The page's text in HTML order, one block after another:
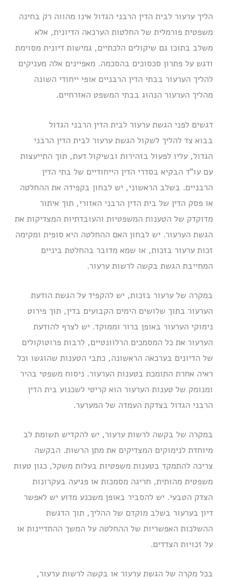
הליך ערעור לבית הדין הרבני הגדול אינו מהווה רק בחינה
משפטית פורמלית של החלטות הערכאה הדיונית, אלא
משלב בתוכו גם שיקולים הלכתיים, גמישות דיונית מסוימת
ודגש על פתרון סכסוכים בהסכמה. מאפיינים אלה מעניקים
להליך הערעור בבתי הדין הרבניים אופי ייחודי השונה
מהליך הערעור הנהוג בבתי המשפט האזרחיים.
דגשים לפני הגשת ערעור לבית הדין הרבני הגדול
בבוא צד להליך לשקול הגשת ערעור לבית הדין הרבני
הגדול, עליו לפעול בזהירות ובשיקול דעת, תוך התייעצות
עם עו”ד הבקיא בסדרי הדין הייחודיים של בתי הדין
הרבניים. בשלב הראשוני, יש לבחון בקפידה את ההחלטה
או פסק הדין של בית הדין הרבני האזורי, תוך איתור
מדוקדק של הטענות המשפטיות והעובדתיות המצדיקות את
הגשת הערעור. יש לבחון האם ההחלטה היא סופית ומקימה
זכות ערעור בזכות, או שמא מדובר בהחלטת ביניים
המחייבת הגשת בקשה לרשות ערעור.
במקרה של ערעור בזכות, יש להקפיד על הגשת הודעת
הערעור בתוך שלושים הימים הקבועים בדין, תוך פירוט
נימוקי הערעור באופן ברור וממוקד. יש לצרף להודעת
הערעור את כל המסמכים הרלוונטיים, לרבות פרוטוקולים
של הדיונים בערכאה הראשונה, כתבי הטענות שהוגשו וכל
ראיה אחרת התומכת בטענות הערעור. ניסוח משפטי בהיר
ומנומק של טענות הערעור הוא קריטי לשכנוע בית הדין
הרבני הגדול בצדקת העמדה של המערער.
במקרה של בקשה לרשות ערעור, יש להקדיש תשומת לב
מיוחדת לנימוקים המצדיקים את מתן הרשות. הבקשה
צריכה להתמקד בטענות משפטיות בעלות משקל, כגון טעות
משפטית מהותית, חריגה מסמכות או פגיעה בעקרונות
הצדק הטבעי. יש להסביר באופן משכנע מדוע יש לאפשר
דיון בערעור בשלב מוקדם של ההליך, תוך הדגשת
ההשלכות האפשריות של ההחלטה על המשך ההתדיינות או
על זכויות הצדדים.
בכל מקרה של הגשת ערעור או בקשה לרשות ערעור,